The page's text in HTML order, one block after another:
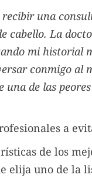
una
cabello. La
mi historial
conmigo al
una de las
a
de los
elija uno de la